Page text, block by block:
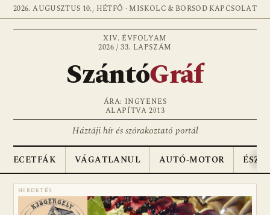
2026. AUGUSZTUS 10., HÉTFŐ · MISKOLC & BORSOD KAPCSOLAT
XIV. ÉVFOLYAM
2026 / 33. LAPSZÁM
SzántóGráf
ÁRA: INGYENES
ALAPÍTVA 2013
Háztáji hír és szórakoztató portál
ECETFÁK VÁGATLANUL AUTÓ-MOTOR
HIRDETÉS